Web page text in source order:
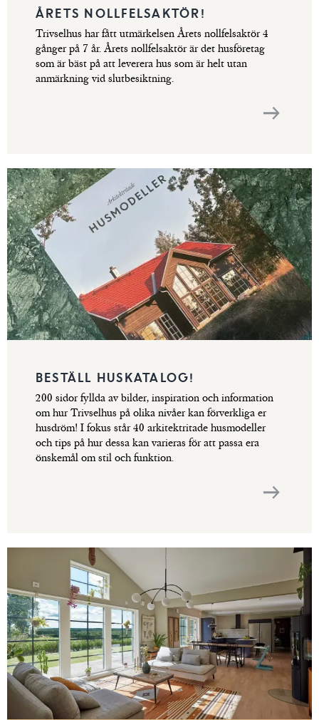
ÅRETS NOLLFELSAKTÖR!
Trivselhus har fått utmärkelsen Årets nollfelsaktör 4
gånger på 7 år. Årets nollfelsaktör är det husföretag
som är bäst på att leverera hus som är helt utan
anmärkning vid slutbesiktning.
BESTÄLL HUSKATALOG!
200 sidor fyllda av bilder, inspiration och information
om hur Trivselhus på olika nivåer kan förverkliga er
husdröm! I fokus står 40 arkitektritade husmodeller
och tips på hur dessa kan varieras för att passa era
önskemål om stil och funktion.